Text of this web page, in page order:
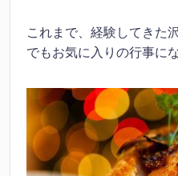
これまで、経験してきた
でもお気に入りの行事に